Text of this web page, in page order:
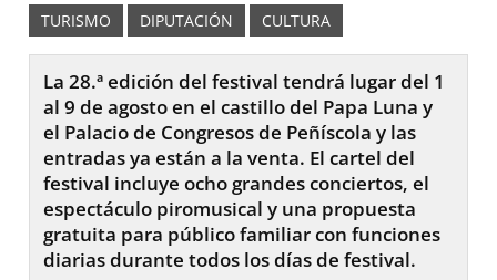
TURISMO DIPUTACIÓN CULTURA
La 28.ª edición del festival tendrá lugar del 1
al 9 de agosto en el castillo del Papa Luna y
el Palacio de Congresos de Peñíscola y las
entradas ya están a la venta. El cartel del
festival incluye ocho grandes conciertos, el
espectáculo piromusical y una propuesta
gratuita para público familiar con funciones
diarias durante todos los días de festival.